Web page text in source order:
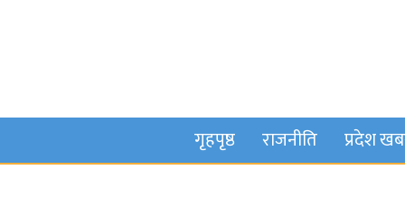
गृहपृष्ठ राजनीति प्रदेश